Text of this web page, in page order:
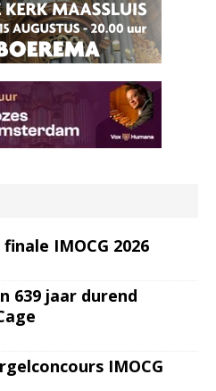
IMOCG 2026
639 jaar durend
IMOCG